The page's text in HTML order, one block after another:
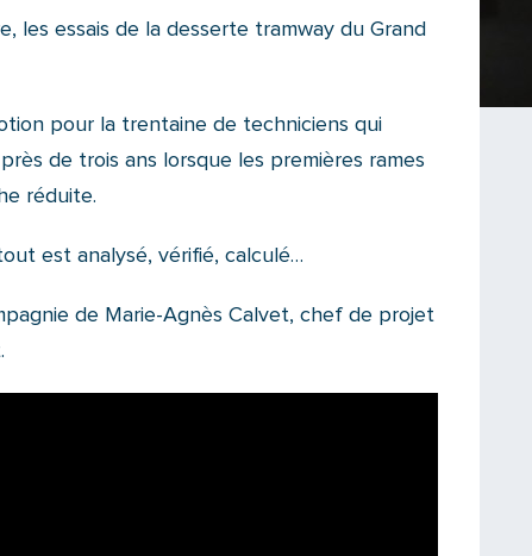
les essais de la desserte tramway du Grand
pour la trentaine de techniciens qui
de trois ans lorsque les premières rames
réduite.
est analysé, vérifié, calculé…
de Marie-Agnès Calvet, chef de projet